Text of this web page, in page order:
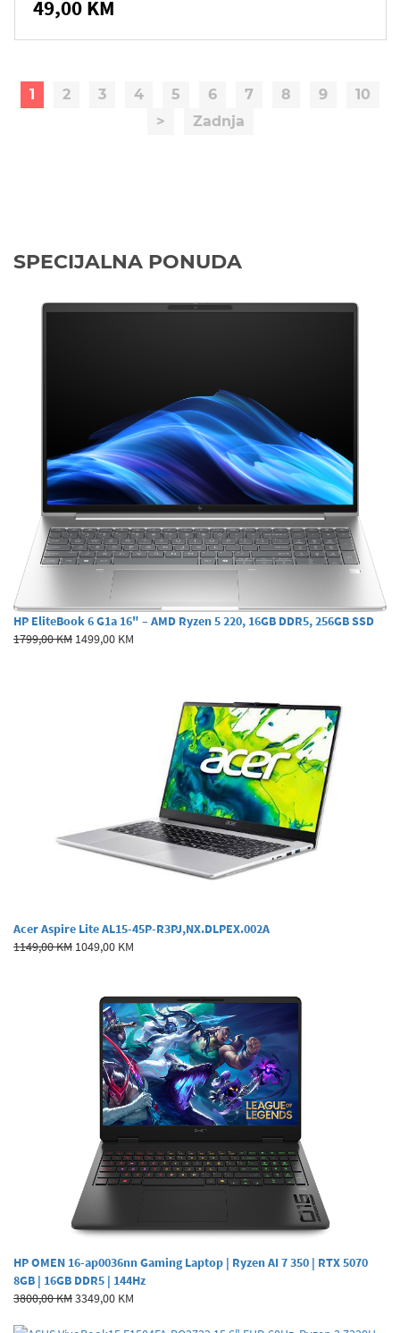
49,00 KM
1 2 3 4 5 6 7 8 9
10
>
Zadnja
SPECIJALNA PONUDA
HP EliteBook 6 G1a 16" – AMD Ryzen 5 220, 16GB DDR5, 256GB SSD
1799,00 KM 1499,00 KM
Acer Aspire Lite AL15-45P-R3PJ,NX.DLPEX.002A
1149,00 KM 1049,00 KM
HP OMEN 16-ap0036nn Gaming Laptop | Ryzen AI 7 350 | RTX 5070
8GB | 16GB DDR5 | 144Hz
3800,00 KM3349,00 KM